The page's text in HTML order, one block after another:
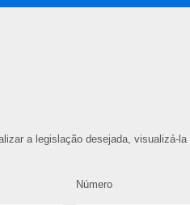
a legislação desejada, visualizá-
Número